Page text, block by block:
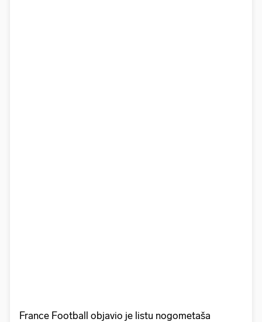
France Football objavio je listu nogometaša